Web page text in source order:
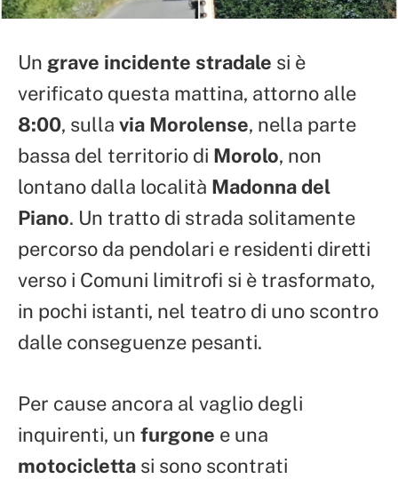
Un grave incidente stradale si è
verificato questa mattina, attorno alle
8:00, sulla via Morolense, nella parte
bassa del territorio di Morolo, non
lontano dalla località Madonna del
Piano. Un tratto di strada solitamente
percorso da pendolari e residenti diretti
verso i Comuni limitrofi si è trasformato,
in pochi istanti, nel teatro di uno scontro
dalle conseguenze pesanti.
Per cause ancora al vaglio degli
inquirenti, un furgone e una
motocicletta si sono scontrati